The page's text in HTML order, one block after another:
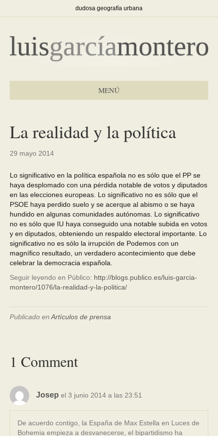
dudosa geografía urbana
MENÚ
La realidad y la política
29 mayo 2014
Lo significativo en la política española no es sólo que el PP se
haya desplomado con una pérdida notable de votos y diputados
en las elecciones europeas. Lo significativo no es sólo que el
PSOE haya perdido suelo y se acerque al abismo o se haya
hundido en algunas comunidades autónomas. Lo significativo
no es sólo que IU haya conseguido una notable subida en votos
y en diputados, obteniendo un respaldo electoral importante. Lo
significativo no es sólo la irrupción de Podemos con un
magnífico resultado, un verdadero acontecimiento que debe
celebrar la democracia española.
Seguir leyendo en Público: http://blogs.publico.es/luis-garcia-
montero/1076/la-realidad-y-la-politica/
Publicado en Artículos de prensa
1 Comment
Josep el 3 junio 2014 a las 23:51
De acuerdo contigo, la España de Max Estella en Luces de
Bohemia empieza a desvanecerse, el bipartidismo ha